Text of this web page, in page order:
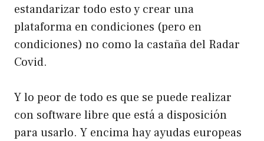
estandarizar todo esto y crear una
plataforma en condiciones (pero en
condiciones) no como la castaña del Radar
Covid.
Y lo peor de todo es que se puede realizar
con software libre que está a disposición
para usarlo. Y encima hay ayudas europeas